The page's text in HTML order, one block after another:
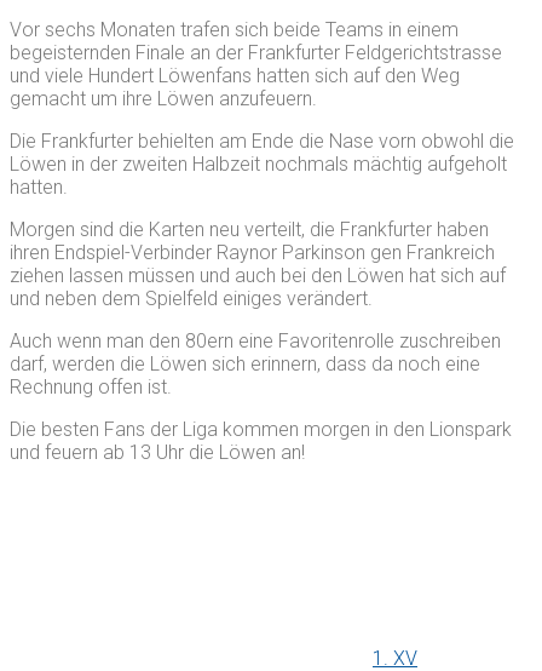
Vor sechs Monaten trafen sich beide Teams in einem
begeisternden Finale an der Frankfurter Feldgerichtstrasse
und viele Hundert Löwenfans hatten sich auf den Weg
gemacht um ihre Löwen anzufeuern.
Die Frankfurter behielten am Ende die Nase vorn obwohl die
Löwen in der zweiten Halbzeit nochmals mächtig aufgeholt
hatten.
Morgen sind die Karten neu verteilt, die Frankfurter haben
ihren Endspiel-Verbinder Raynor Parkinson gen Frankreich
ziehen lassen müssen und auch bei den Löwen hat sich auf
und neben dem Spielfeld einiges verändert.
Auch wenn man den 80ern eine Favoritenrolle zuschreiben
darf, werden die Löwen sich erinnern, dass da noch eine
Rechnung offen ist.
Die besten Fans der Liga kommen morgen in den Lionspark
und feuern ab 13 Uhr die Löwen an!
1. XV